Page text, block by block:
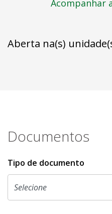
Acompanhar
Aberta na(s)
Documentos
Tipo de documento